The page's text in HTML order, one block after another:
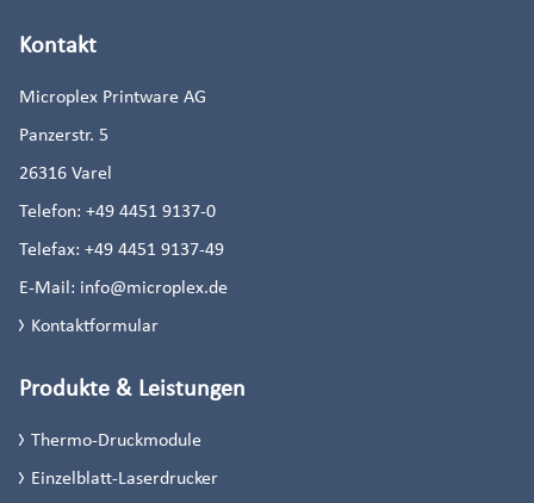
Kontakt
Microplex Printware AG
Panzerstr. 5
26316 Varel
Telefon: +49 4451 9137-0
Telefax: +49 4451 9137-49
E-Mail: info@microplex.de
Kontaktformular
Produkte & Leistungen
Thermo-Druckmodule
Einzelblatt-Laserdrucker